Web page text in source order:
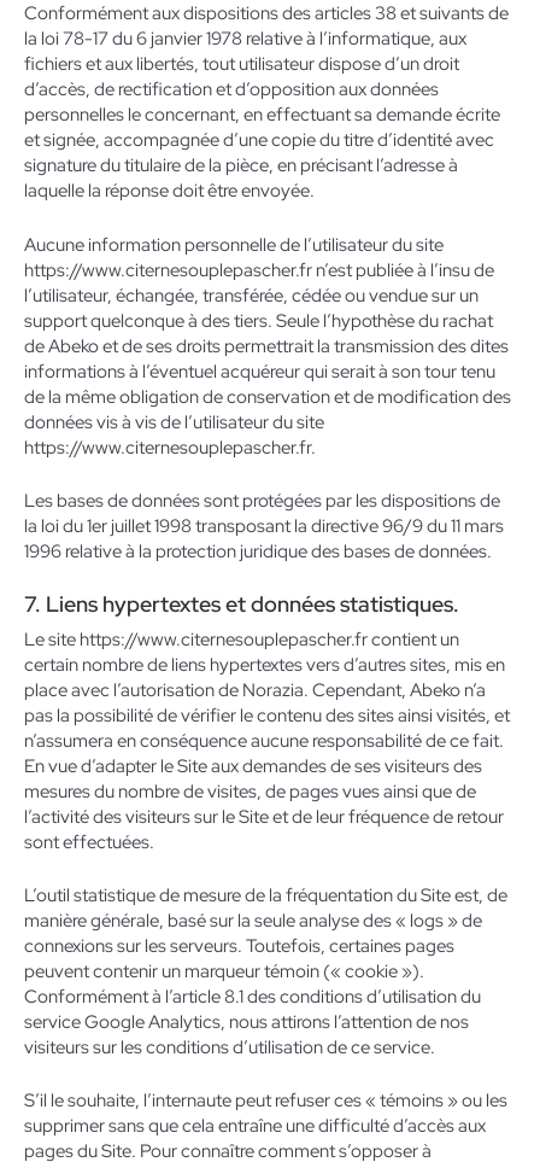
Conformément aux dispositions des articles 38 et suivants de
la loi 78-17 du 6 janvier 1978 relative à l’informatique, aux
fichiers et aux libertés, tout utilisateur dispose d’un droit
d’accès, de rectification et d’opposition aux données
personnelles le concernant, en effectuant sa demande écrite
et signée, accompagnée d’une copie du titre d’identité avec
signature du titulaire de la pièce, en précisant l’adresse à
laquelle la réponse doit être envoyée.
Aucune information personnelle de l’utilisateur du site
https://www.citernesouplepascher.fr n’est publiée à l’insu de
l’utilisateur, échangée, transférée, cédée ou vendue sur un
support quelconque à des tiers. Seule l’hypothèse du rachat
de Abeko et de ses droits permettrait la transmission des dites
informations à l’éventuel acquéreur qui serait à son tour tenu
de la même obligation de conservation et de modification des
données vis à vis de l’utilisateur du site
https://www.citernesouplepascher.fr.
Les bases de données sont protégées par les dispositions de
la loi du 1er juillet 1998 transposant la directive 96/9 du 11 mars
1996 relative à la protection juridique des bases de données.
7. Liens hypertextes et données statistiques.
Le site https://www.citernesouplepascher.fr contient un
certain nombre de liens hypertextes vers d’autres sites, mis en
place avec l’autorisation de Norazia. Cependant, Abeko n’a
pas la possibilité de vérifier le contenu des sites ainsi visités, et
n’assumera en conséquence aucune responsabilité de ce fait.
En vue d’adapter le Site aux demandes de ses visiteurs des
mesures du nombre de visites, de pages vues ainsi que de
l’activité des visiteurs sur le Site et de leur fréquence de retour
sont effectuées.
L’outil statistique de mesure de la fréquentation du Site est, de
manière générale, basé sur la seule analyse des « logs » de
connexions sur les serveurs. Toutefois, certaines pages
peuvent contenir un marqueur témoin (« cookie »).
Conformément à l’article 8.1 des conditions d’utilisation du
service Google Analytics, nous attirons l’attention de nos
visiteurs sur les conditions d’utilisation de ce service.
S’il le souhaite, l’internaute peut refuser ces « témoins » ou les
supprimer sans que cela entraîne une difficulté d’accès aux
pages du Site. Pour connaître comment s’opposer à